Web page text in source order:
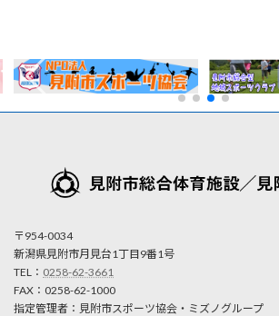
〒954-0034
新潟県見附市月見台1丁目9番1号
TEL： 0258-62-3661
FAX：0258-62-1000
指定管理者：見附市スポーツ協会・ミズノグループ